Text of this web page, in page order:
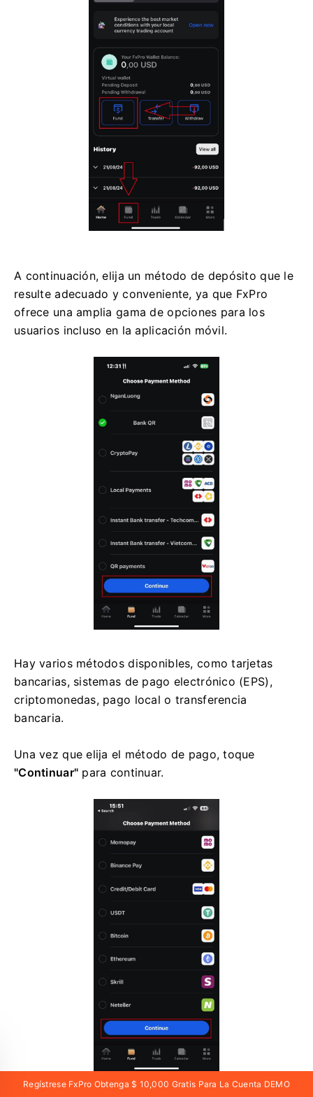
A continuación, elija un método de depósito que le
resulte adecuado y conveniente, ya que FxPro
ofrece una amplia gama de opciones para los
usuarios incluso en la aplicación móvil.
Hay varios métodos disponibles, como tarjetas
bancarias, sistemas de pago electrónico (EPS),
criptomonedas, pago local o transferencia
bancaria.
Una vez que elija el método de pago, toque
"Continuar" para continuar.
Regístrese FxPro Obtenga $ 10,000 Gratis Para La Cuenta DEMO